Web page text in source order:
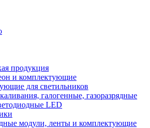
продукция
и комплектующие
для светильников
галогенные, газоразрядные
LED
модули, ленты и комплектующие